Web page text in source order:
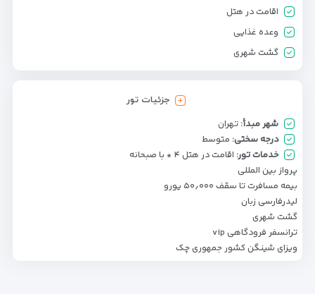
اقامت در هتل
وعده غذایی
گشت شهری
جزئیات تور
شهر مبدأ: تهران
درجه سختی: متوسط
خدمات تور: اقامت در هتل ۴ * با صبحانه
پرواز بین المللی
بیمه مسافرت تا سقف ۵۰٫۰۰۰ یورو
لیدرفارسی زبان
گشت شهری
ترانسفر فرودگاهی vip
ویزای شینگن کشور جمهوری چک